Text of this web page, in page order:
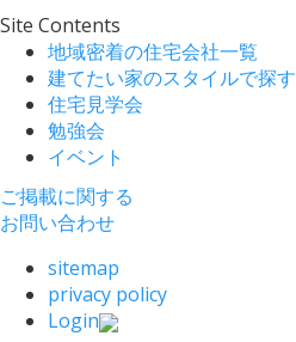
Site Contents
地域密着の住宅会社一覧
建てたい家のスタイルで探す
住宅見学会
勉強会
イベント
ご掲載に関する
お問い合わせ
sitemap
privacy policy
Login